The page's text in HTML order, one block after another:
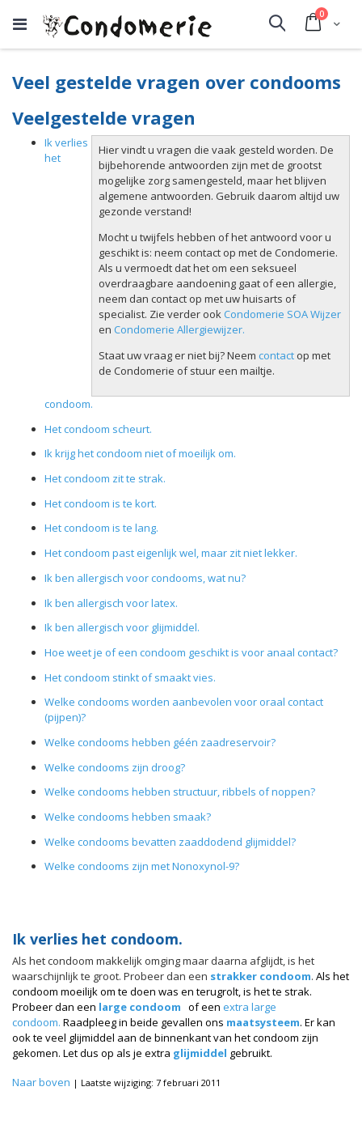
Cart
0
Search
Veel gestelde vragen over condooms
Veelgestelde vragen
Hier vindt u vragen die vaak gesteld worden. De
bijbehorende antwoorden zijn met de grootst
mogelijke zorg samengesteld, maar het blijven
algemene antwoorden. Gebruik daarom altijd uw
gezonde verstand!
Mocht u twijfels hebben of het antwoord voor u
geschikt is: neem contact op met de Condomerie.
Als u vermoedt dat het om een seksueel
overdraagbare aandoening gaat of een allergie,
neem dan contact op met uw huisarts of
specialist. Zie verder ook Condomerie SOA Wijzer
en Condomerie Allergiewijzer.
Staat uw vraag er niet bij? Neem contact op met
de Condomerie of stuur een mailtje.
Ik verlies
het
condoom.
Het condoom scheurt.
Ik krijg het condoom niet of moeilijk om.
Het condoom zit te strak.
Het condoom is te kort.
Het condoom is te lang.
Het condoom past eigenlijk wel, maar zit niet lekker.
Ik ben allergisch voor condooms, wat nu?
Ik ben allergisch voor latex.
Ik ben allergisch voor glijmiddel.
Hoe weet je of een condoom geschikt is voor anaal contact?
Het condoom stinkt of smaakt vies.
Welke condooms worden aanbevolen voor oraal contact
(pijpen)?
Welke condooms hebben géén zaadreservoir?
Welke condooms zijn droog?
Welke condooms hebben structuur, ribbels of noppen?
Welke condooms hebben smaak?
Welke condooms bevatten zaaddodend glijmiddel?
Welke condooms zijn met Nonoxynol-9?
Ik verlies het condoom.
Als het condoom makkelijk omging maar daarna afglijdt, is het
waarschijnlijk te groot. Probeer dan een strakker condoom. Als het
condoom moeilijk om te doen was en terugrolt, is het te strak.
Probeer dan een large condoom of een extra large
condoom. Raadpleeg in beide gevallen ons maatsysteem. Er kan
ook te veel glijmiddel aan de binnenkant van het condoom zijn
gekomen. Let dus op als je extra glijmiddel gebruikt.
Naar boven | Laatste wijziging: 7 februari 2011